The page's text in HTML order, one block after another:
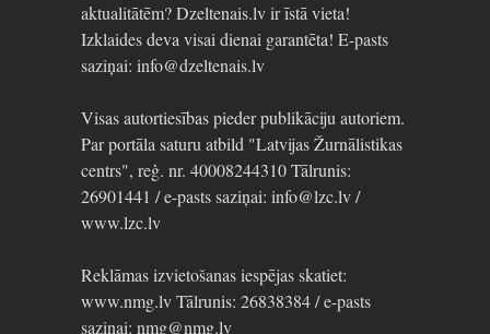
aktualitātēm? Dzeltenais.lv ir īstā vieta!
Izklaides deva visai dienai garantēta! E-pasts
saziņai: info@dzeltenais.lv
Visas autortiesības pieder publikāciju autoriem.
Par portāla saturu atbild "Latvijas Žurnālistikas
centrs", reģ. nr. 40008244310 Tālrunis:
26901441 / e-pasts saziņai: info@lzc.lv /
www.lzc.lv
Reklāmas izvietošanas iespējas skatiet:
www.nmg.lv Tālrunis: 26838384 / e-pasts
saziņai: nmg@nmg.lv